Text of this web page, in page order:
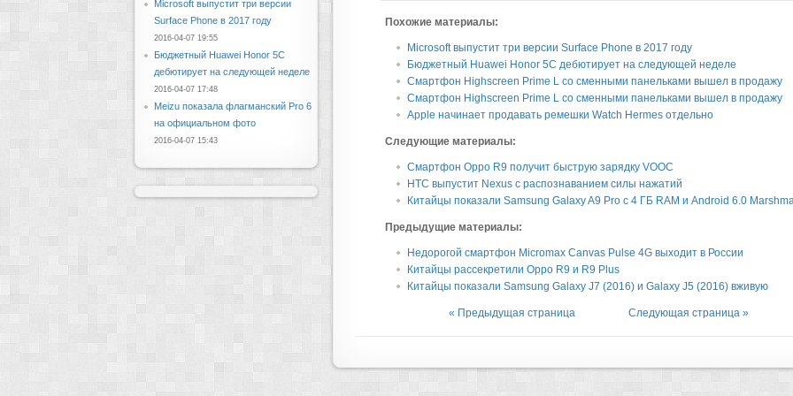
Похожие материалы:
Microsoft выпустит три версии Surface Phone в 2017 году
Бюджетный Huawei Honor 5C дебютирует на следующей неделе
Смартфон Highscreen Prime L со сменными панельками вышел в продажу
Смартфон Highscreen Prime L со сменными панельками вышел в продажу
Apple начинает продавать ремешки Watch Hermes отдельно
Следующие материалы:
Смартфон Oppo R9 получит быструю зарядку VOOC
HTC выпустит Nexus с распознаванием силы нажатий
Китайцы показали Samsung Galaxy A9 Pro с 4 ГБ RAM и Android 6.0
Предыдущие материалы:
Недорогой смартфон Micromax Canvas Pulse 4G выходит в России
Китайцы рассекретили Oppo R9 и R9 Plus
Китайцы показали Samsung Galaxy J7 (2016) и Galaxy J5 (2016) вживую
« Предыдущая страница Следующая страница »
Microsoft выпустит три версии
Surface Phone в 2017 году
2016-04-07 19:55
Бюджетный Huawei Honor 5C
дебютирует на следующей неделе
2016-04-07 17:48
Meizu показала флагманский Pro 6
на официальном фото
2016-04-07 15:43